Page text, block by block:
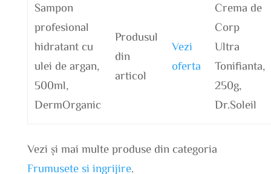
Sampon
profesional
hidratant cu
ulei de argan,
500ml,
DermOrganic
Produsul
din
articol
Vezi
oferta
Crema de
Corp
Ultra
Tonifianta,
250g,
Dr.Soleil
Vezi și mai multe produse din categoria
Frumusete si ingrijire.